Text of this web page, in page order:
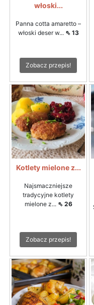
włoski...
Panna cotta amaretto –
włoski deser w... ⇖ 13
Zobacz przepis!
Kotlety mielone z...
Najsmaczniejsze
tradycyjne kotlety
mielone z... ⇖ 26
Zobacz przepis!